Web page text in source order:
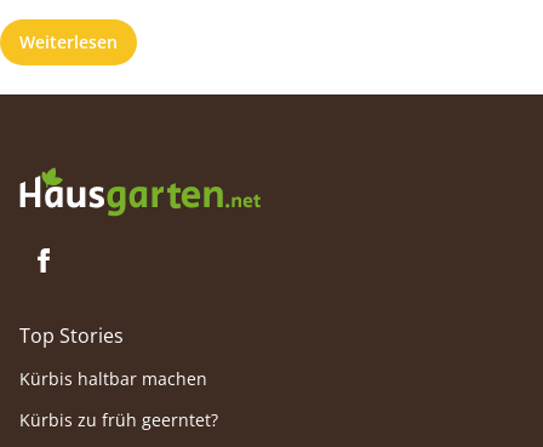
Weiterlesen
Top Stories
Kürbis haltbar machen
Kürbis zu früh geerntet?